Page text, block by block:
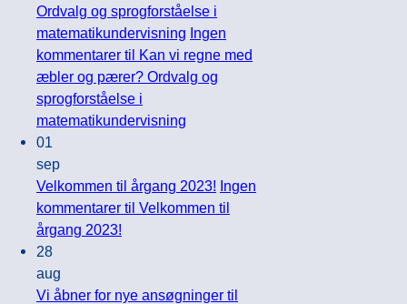
Ordvalg og sprogforståelse i
matematikundervisning Ingen
kommentarer til Kan vi regne med
æbler og pærer? Ordvalg og
sprogforståelse i
matematikundervisning
01
sep
Velkommen til årgang 2023! Ingen
kommentarer til Velkommen til
årgang 2023!
28
aug
Vi åbner for nye ansøgninger til